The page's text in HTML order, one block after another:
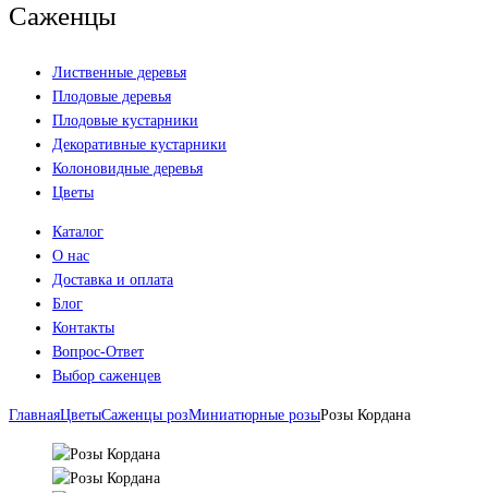
Саженцы
Лиственные деревья
Плодовые деревья
Плодовые кустарники
Декоративные кустарники
Колоновидные деревья
Цветы
Каталог
О нас
Доставка и оплата
Блог
Контакты
Вопрос-Ответ
Выбор саженцев
ГлавнаяЦветыСаженцы розМиниатюрные розыРозы Кордана